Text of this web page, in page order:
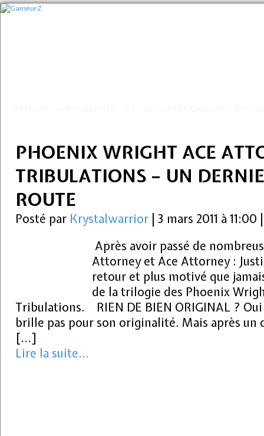
PHOENIX WRIGHT ACE
TRIBULATIONS – UN
ROUTE
Posté par Krystalwarrior 3 mars 2011 à 11:00
Après avoir passé de
Attorney et Ace Attorney :
retour et plus motivé que
de la trilogie des Phoenix
Tribulations. RIEN DE BIEN ORIGINAL ?
brille pas pour son originalité. Mais après
[…]
Lire la suite...